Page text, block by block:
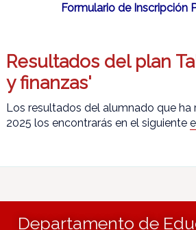
Formulario de Inscripción
Resultados del plan
y finanzas'
Los resultados del alumnado que ha
2025 los encontrarás en el siguiente
Departamento de